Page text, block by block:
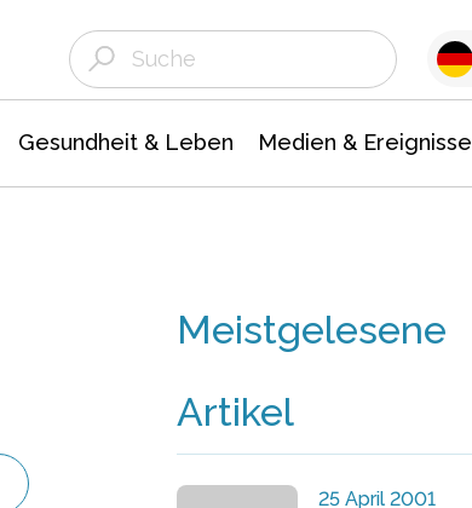
Gesundheit & Leben Medien & Ereignisse
Meistgelesene
Artikel
25 April 2001